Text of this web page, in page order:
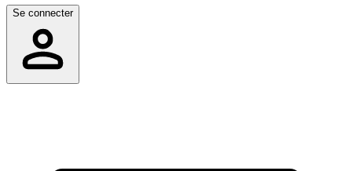
Se connecter